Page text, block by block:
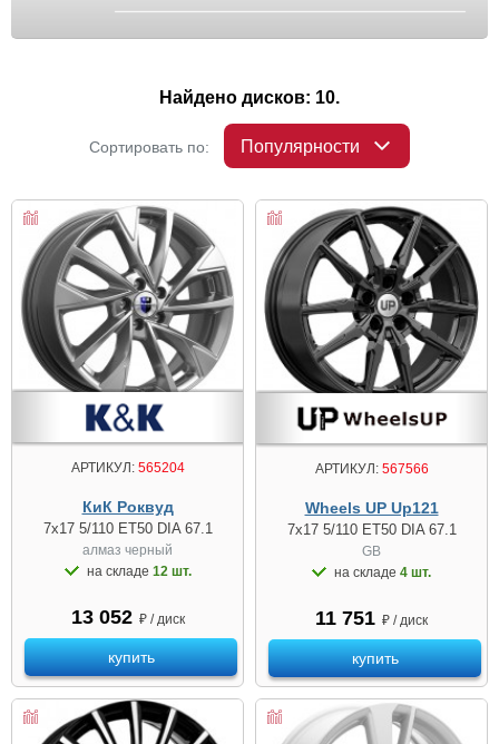
Найдено дисков: 10.
Сортировать по: Популярности
АРТИКУЛ:565204
КиК Роквуд
7x17 5/110 ET50 DIA 67.1
алмаз чeрный
на складе 12 шт.
13 052 ₽ / диск
купить
АРТИКУЛ:567566
Wheels UP Up121
7x17 5/110 ET50 DIA 67.1
GB
на складе 4 шт.
11 751 ₽ / диск
купить